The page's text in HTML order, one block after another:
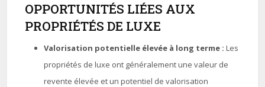
OPPORTUNITÉS LIÉES AUX
PROPRIÉTÉS DE LUXE
Valorisation potentielle élevée à long terme : Les
propriétés de luxe ont généralement une valeur de
revente élevée et un potentiel de valorisation